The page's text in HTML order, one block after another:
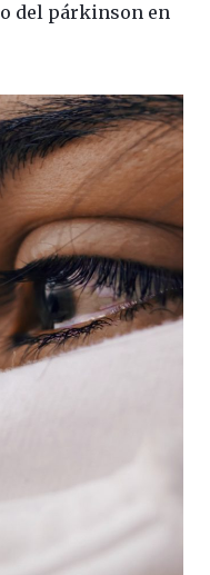
del párkinson en